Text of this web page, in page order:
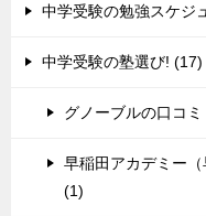
中学受験の勉強スケジ
中学受験の塾選び! (17)
グノーブルの口コ
早稲田アカデミー
(1)